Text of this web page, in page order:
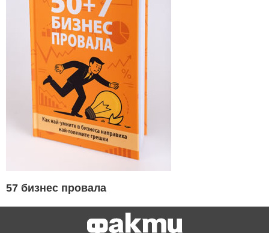
57 бизнес провала